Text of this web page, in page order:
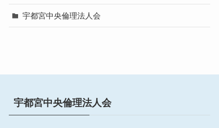
宇都宮中央倫理法人会
宇都宮中央倫理法人会